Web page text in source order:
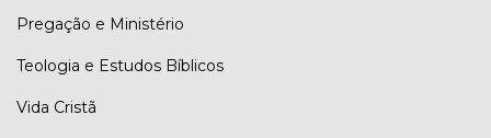
Pregação e Ministério
Teologia e Estudos Bíblicos
Vida Cristã